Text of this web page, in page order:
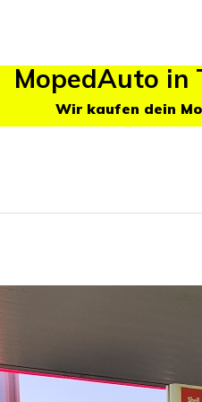
MopedAuto in
Wir kaufen dein